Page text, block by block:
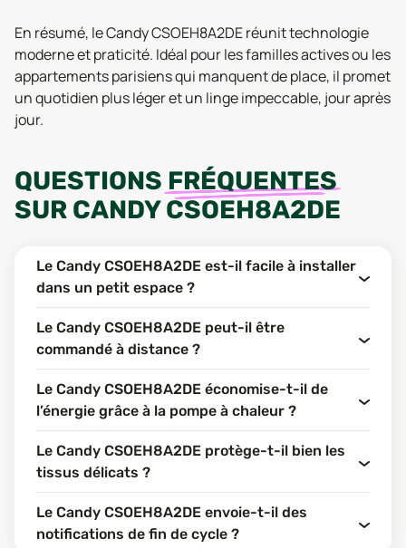
En résumé, le Candy CSOEH8A2DE réunit technologie
moderne et praticité. Idéal pour les familles actives ou les
appartements parisiens qui manquent de place, il promet
un quotidien plus léger et un linge impeccable, jour après
jour.
QUESTIONS FRÉQUENTES
SUR CANDY CSOEH8A2DE
Le Candy CSOEH8A2DE est-il facile à installer
dans un petit espace ?
Le Candy CSOEH8A2DE peut-il être
commandé à distance ?
Le Candy CSOEH8A2DE économise-t-il de
l’énergie grâce à la pompe à chaleur ?
Le Candy CSOEH8A2DE protège-t-il bien les
tissus délicats ?
Le Candy CSOEH8A2DE envoie-t-il des
notifications de fin de cycle ?